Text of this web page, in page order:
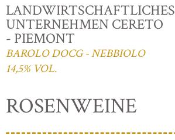
LANDWIRTSCHAFTLICHES
UNTERNEHMEN CERETO
- PIEMONT
BAROLO DOCG - NEBBIOLO
14,5% VOL.
ROSENWEINE